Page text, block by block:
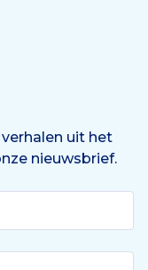
uit het
nieuwsbrief.